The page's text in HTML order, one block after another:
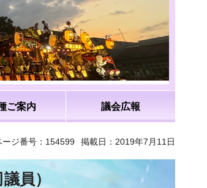
ご案内 議会広報
ージ番号：154599 掲載日：2019年7月11日
員）